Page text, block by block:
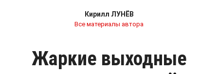
Кирилл ЛУНЁВ
Все материалы автора
Жаркие выходные